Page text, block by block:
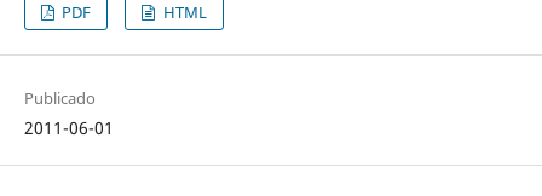
PDF HTML
Publicado
2011-06-01